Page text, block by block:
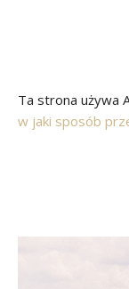
Ta strona używa
w jaki sposób